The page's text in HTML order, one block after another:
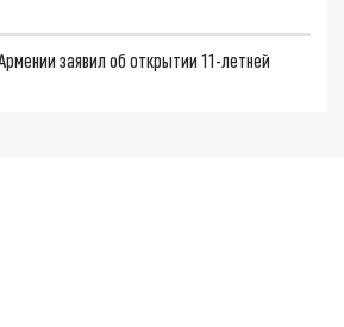
заявил об открытии 11-летней